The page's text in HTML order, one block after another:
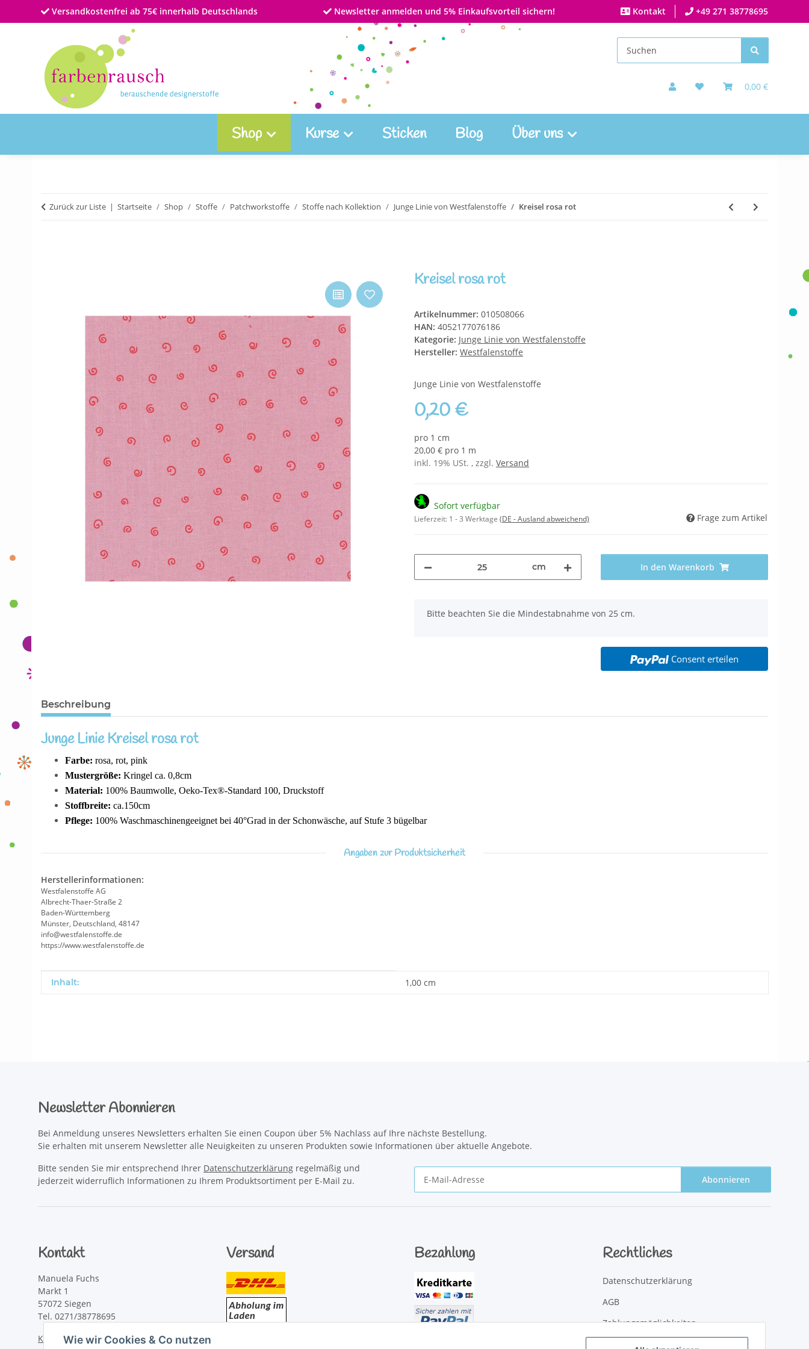
Wie wir Cookies & Co nutzen
Versandkostenfrei ab 75€ innerhalb Deutschlands Newsletter anmelden und 5% Einkaufsvorteil sichern! Kontakt +49 271 38778695
0,00 €
Shop Kurse Sticken Blog Über uns
Zurück zur Liste Startseite Shop Stoffe Patchworkstoffe Stoffe nach Kollektion Junge Linie von Westfalenstoffe Kreisel rosa rot
Kreisel rosa rot
Artikelnummer: 010508066
HAN: 4052177076186
Kategorie: Junge Linie von Westfalenstoffe
Hersteller: Westfalenstoffe
Junge Linie von Westfalenstoffe
0,20 €
pro 1 cm
20,00 € pro 1 m
inkl. 19% USt. , zzgl. Versand
Sofort verfügbar
Lieferzeit: 1 - 3 Werktage (DE - Ausland abweichend) Frage zum Artikel
cm In den Warenkorb
x
Bitte beachten Sie die Mindestabnahme von 25 cm.
Consent erteilen
Beschreibung
Junge Linie Kreisel rosa rot
Farbe: rosa, rot, pink
Mustergröße: Kringel ca. 0,8cm
Material: 100% Baumwolle, Oeko-Tex®-Standard 100, Druckstoff
Stoffbreite: ca.150cm
Pflege: 100% Waschmaschinengeeignet bei 40°Grad in der Schonwäsche, auf Stufe 3 bügelbar
Angaben zur Produktsicherheit
Herstellerinformationen:
Westfalenstoffe AG
Albrecht-Thaer-Straße 2
Baden-Württemberg
Münster, Deutschland, 48147
info@westfalenstoffe.de
https://www.westfalenstoffe.de
Produkteigenschaft
Wert
Inhalt: 1,00 cm
Newsletter Abonnieren
Bei Anmeldung unseres Newsletters erhalten Sie einen Coupon über 5% Nachlass auf Ihre nächste Bestellung.
Sie erhalten mit unserem Newsletter alle Neuigkeiten zu unseren Produkten sowie Informationen über aktuelle Angebote.
Bitte senden Sie mir entsprechend Ihrer Datenschutzerklärung regelmäßig und
jederzeit widerruflich Informationen zu Ihrem Produktsortiment per E-Mail zu.
Abonnieren
Kontakt
Manuela Fuchs
Markt 1
57072 Siegen
Tel. 0271/38778695
Kontaktformular
Versand Bezahlung Rechtliches
Datenschutzerklärung
AGB
Zahlungsmöglichkeiten
Versandinformationen